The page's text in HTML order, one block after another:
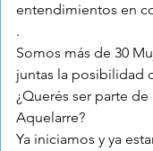
entendimientos en
.
Somos más de 30
juntas la posibilidad
¿Querés ser parte de
Aquelarre?
Ya iniciamos y ya